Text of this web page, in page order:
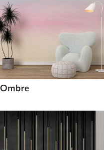
Ombre